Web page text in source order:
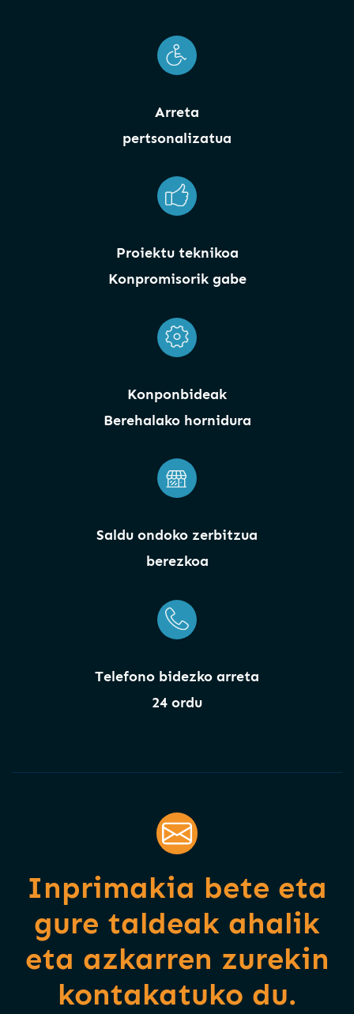
Arreta
pertsonalizatua
Proiektu teknikoa
Konpromisorik gabe
Konponbideak
Berehalako hornidura
Saldu ondoko zerbitzua
berezkoa
Telefono bidezko arreta
24 ordu
Inprimakia bete eta
gure taldeak ahalik
eta azkarren zurekin
kontakatuko du.